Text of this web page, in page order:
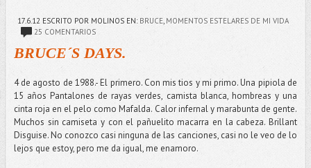
17.6.12 ESCRITO POR MOLINOS EN: BRUCE, MOMENTOS ESTELARES DE MI VIDA
25 COMENTARIOS
BRUCE´S DAYS.
4 de agosto de 1988.- El primero. Con mis tios y mi primo. Una pipiola de
15 años Pantalones de rayas verdes, camista blanca, hombreas y una
cinta roja en el pelo como Mafalda. Calor infernal y marabunta de gente.
Muchos sin camiseta y con el pañuelito macarra en la cabeza. Brillant
Disguise. No conozco casi ninguna de las canciones, casi no le veo de lo
lejos que estoy, pero me da igual, me enamoro.